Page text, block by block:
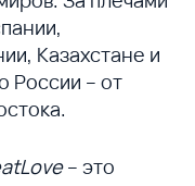
Казахстане и
России – от
– это